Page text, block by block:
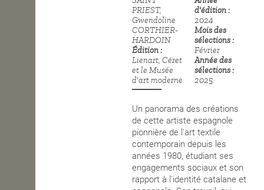
PRIEST,
Gwendoline
CORTHIER-
HARDOIN
Édition
Lienart, Céret
et le Musée
d'art moderne
d'édition
2024
Mois des
sélections
Février
Année des
sélections
2025
Un panorama des créations
de cette artiste espagnole
pionnière de l'art textile
contemporain depuis les
années 1980, étudiant ses
engagements sociaux et son
rapport à l'identité catalane et